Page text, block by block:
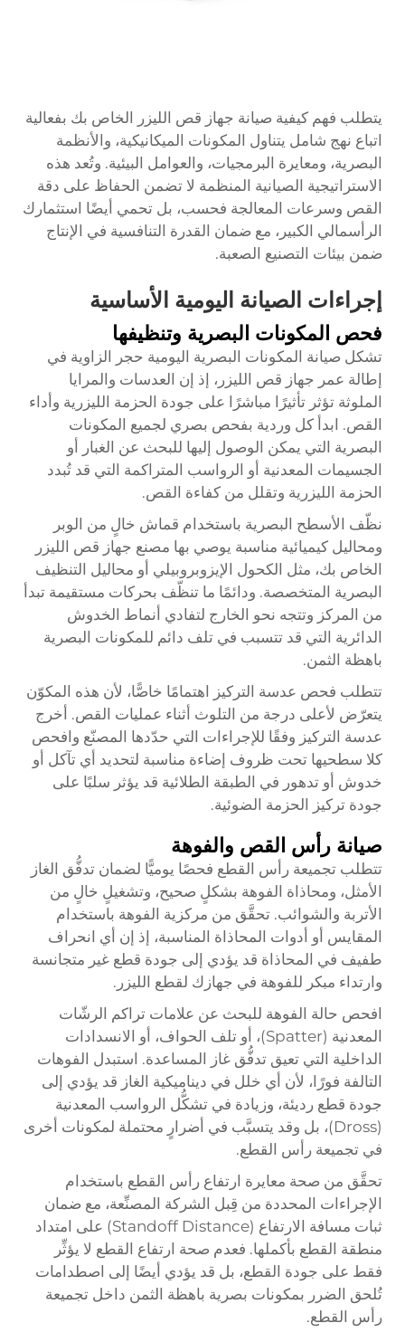
يتطلب فهم كيفية صيانة جهاز قص الليزر الخاص بك بفعالية
اتباع نهج شامل يتناول المكونات الميكانيكية، والأنظمة
البصرية، ومعايرة البرمجيات، والعوامل البيئية. وتُعد هذه
الاستراتيجية الصيانية المنظمة لا تضمن الحفاظ على دقة
القص وسرعات المعالجة فحسب، بل تحمي أيضًا استثمارك
الرأسمالي الكبير، مع ضمان القدرة التنافسية في الإنتاج
ضمن بيئات التصنيع الصعبة.
إجراءات الصيانة اليومية الأساسية
فحص المكونات البصرية وتنظيفها
تشكل صيانة المكونات البصرية اليومية حجر الزاوية في
إطالة عمر جهاز قص الليزر، إذ إن العدسات والمرايا
الملوثة تؤثر تأثيرًا مباشرًا على جودة الحزمة الليزرية وأداء
القص. ابدأ كل وردية بفحص بصري لجميع المكونات
البصرية التي يمكن الوصول إليها للبحث عن الغبار أو
الجسيمات المعدنية أو الرواسب المتراكمة التي قد تُبدد
الحزمة الليزرية وتقلل من كفاءة القص.
نظّف الأسطح البصرية باستخدام قماش خالٍ من الوبر
ومحاليل كيميائية مناسبة يوصي بها مصنع جهاز قص الليزر
الخاص بك، مثل الكحول الإيزوبروبيلي أو محاليل التنظيف
البصرية المتخصصة. ودائمًا ما تنظّف بحركات مستقيمة تبدأ
من المركز وتتجه نحو الخارج لتفادي أنماط الخدوش
الدائرية التي قد تتسبب في تلف دائم للمكونات البصرية
باهظة الثمن.
تتطلب فحص عدسة التركيز اهتمامًا خاصًّا، لأن هذه المكوّن
يتعرّض لأعلى درجة من التلوث أثناء عمليات القص. أخرج
عدسة التركيز وفقًا للإجراءات التي حدّدها المصنّع وافحص
كلا سطحيها تحت ظروف إضاءة مناسبة لتحديد أي تآكل أو
خدوش أو تدهور في الطبقة الطلائية قد يؤثر سلبًا على
جودة تركيز الحزمة الضوئية.
صيانة رأس القص والفوهة
تتطلب تجميعة رأس القطع فحصًا يوميًّا لضمان تدفُّق الغاز
الأمثل، ومحاذاة الفوهة بشكلٍ صحيح، وتشغيلٍ خالٍ من
الأتربة والشوائب. تحقَّق من مركزية الفوهة باستخدام
المقايس أو أدوات المحاذاة المناسبة، إذ إن أي انحراف
طفيف في المحاذاة قد يؤدي إلى جودة قطع غير متجانسة
وارتداء مبكر للفوهة في جهازك لقطع الليزر.
افحص حالة الفوهة للبحث عن علامات تراكم الرشّات
المعدنية (Spatter)، أو تلف الحواف، أو الانسدادات
الداخلية التي تعيق تدفُّق غاز المساعدة. استبدل الفوهات
التالفة فورًا، لأن أي خلل في ديناميكية الغاز قد يؤدي إلى
جودة قطع رديئة، وزيادة في تشكُّل الرواسب المعدنية
(Dross)، بل وقد يتسبَّب في أضرارٍ محتملة لمكونات أخرى
في تجميعة رأس القطع.
تحقَّق من صحة معايرة ارتفاع رأس القطع باستخدام
الإجراءات المحددة من قِبل الشركة المصنِّعة، مع ضمان
ثبات مسافة الارتفاع (Standoff Distance) على امتداد
منطقة القطع بأكملها. فعدم صحة ارتفاع القطع لا يؤثِّر
فقط على جودة القطع، بل قد يؤدي أيضًا إلى اصطدامات
تُلحق الضرر بمكونات بصرية باهظة الثمن داخل تجميعة
رأس القطع.